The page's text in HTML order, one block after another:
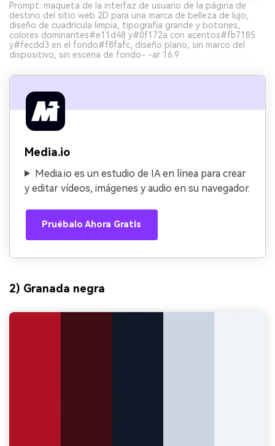
Prompt: maqueta de la interfaz de usuario de la página de
destino del sitio web 2D para una marca de belleza de lujo,
diseño de cuadrícula limpia, tipografía grande y botones,
colores dominantes#e11d48 y#0f172a con acentos#fb7185
y#fecdd3 en el fondo#f8fafc, diseño plano, sin marco del
dispositivo, sin escena de fondo- -ar 16:9
Media.io
Media.io es un estudio de IA en línea para crear
y editar vídeos, imágenes y audio en su navegador.
Pruébalo Ahora Gratis
2) Granada negra